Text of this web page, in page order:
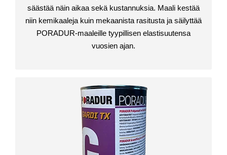
säästää näin aikaa sekä kustannuksia. Maali kestää
niin kemikaaleja kuin mekaanista rasitusta ja säilyttää
PORADUR-maaleille tyypillisen elastisuutensa
vuosien ajan.